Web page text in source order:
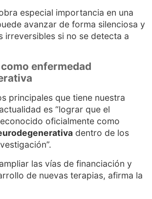
especial importancia en una
avanzar de forma silenciosa y
irreversibles si no se detecta a
enfermedad
principales que tiene nuestra
es “lograr que el
oficialmente como
dentro de los
las vías de financiación y
de nuevas terapias, afirma la